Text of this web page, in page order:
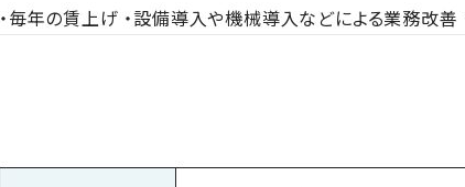
・毎年の賃上げ ・設備導入や機械導入などによる業務改